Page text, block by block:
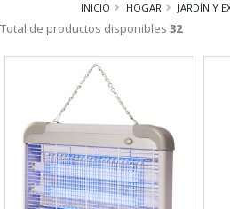
INICIO HOGAR JARDÍN Y
Total de productos disponibles 32